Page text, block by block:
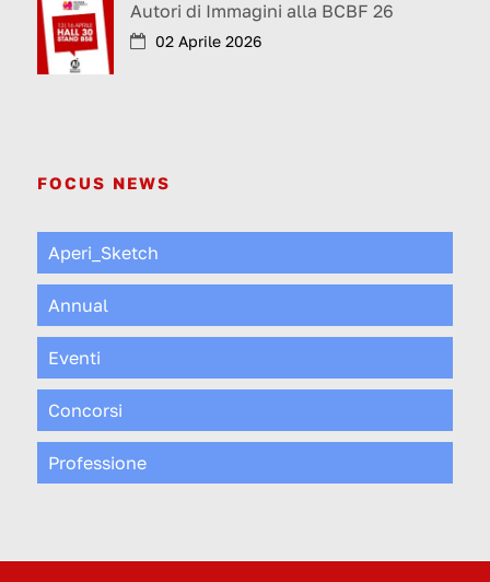
Autori di Immagini alla BCBF 26
02 Aprile 2026
FOCUS NEWS
Aperi_Sketch
Annual
Eventi
Concorsi
Professione